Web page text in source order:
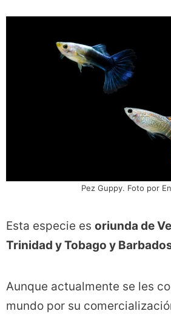
Pez Guppy. Foto por
Esta especie es oriunda de
Trinidad y Tobago y
Aunque actualmente se les
mundo por su